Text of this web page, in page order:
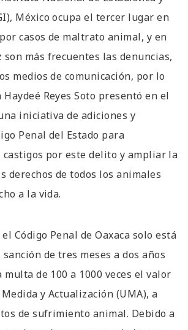
México ocupa el tercer lugar en
casos de maltrato animal, y en
son más frecuentes las denuncias,
medios de comunicación, por lo
Reyes Soto presentó en el
iniciativa de adiciones y
Penal del Estado para
por este delito y ampliar la
derechos de todos los animales
a la vida.
Código Penal de Oaxaca solo está
de tres meses a dos años
de 100 a 1000 veces el valor
y Actualización (UMA), a
de sufrimiento animal. Debido a